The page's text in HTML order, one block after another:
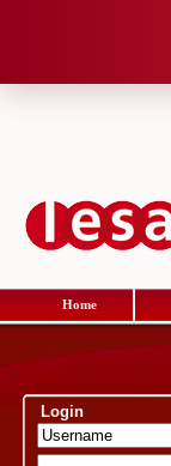
Home
Login